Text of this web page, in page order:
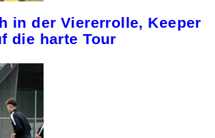
in der Viererrolle, Keeper
die harte Tour